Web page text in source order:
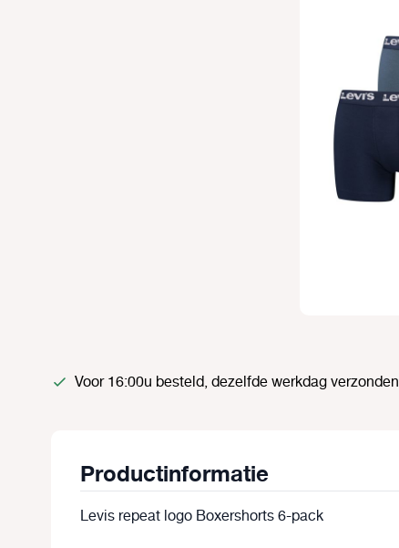
Voor 16:00u besteld, dezelfde werkdag verzonden
Productinformatie
Levis repeat logo Boxershorts 6-pack